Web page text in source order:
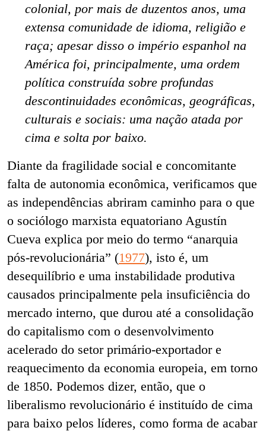
colonial, por mais de duzentos anos, uma
extensa comunidade de idioma, religião e
raça; apesar disso o império espanhol na
América foi, principalmente, uma ordem
política construída sobre profundas
descontinuidades econômicas, geográficas,
culturais e sociais: uma nação atada por
cima e solta por baixo.
Diante da fragilidade social e concomitante
falta de autonomia econômica, verificamos que
as independências abriram caminho para o que
o sociólogo marxista equatoriano Agustín
Cueva explica por meio do termo “anarquia
pós-revolucionária” (1977), isto é, um
desequilíbrio e uma instabilidade produtiva
causados principalmente pela insuficiência do
mercado interno, que durou até a consolidação
do capitalismo com o desenvolvimento
acelerado do setor primário-exportador e
reaquecimento da economia europeia, em torno
de 1850. Podemos dizer, então, que o
liberalismo revolucionário é instituído de cima
para baixo pelos líderes, como forma de acabar